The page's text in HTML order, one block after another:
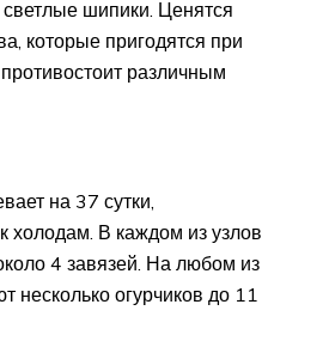
шипики. Ценятся
которые пригодятся при
различным
на 37 сутки,
холодам. В каждом из узлов
4 завязей. На любом из
несколько огурчиков до 11